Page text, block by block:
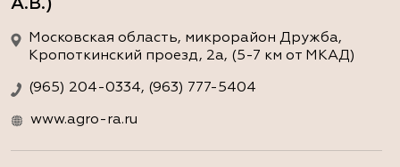
Московская область, микрорайон Дружба,
Кропоткинский проезд, 2а, (5-7 км от МКАД)
(965) 204-0334, (963) 777-5404
www.agro-ra.ru